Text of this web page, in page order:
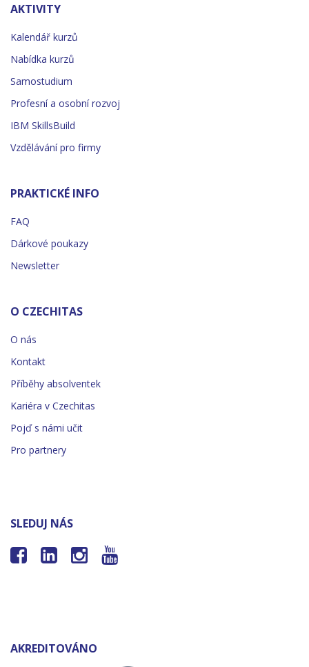
AKTIVITY
Kalendář kurzů
Nabídka kurzů
Samostudium
Profesní a osobní rozvoj
IBM SkillsBuild
Vzdělávání pro firmy
PRAKTICKÉ INFO
FAQ
Dárkové poukazy
Newsletter
O CZECHITAS
O nás
Kontakt
Příběhy absolventek
Kariéra v Czechitas
Pojď s námi učit
Pro partnery
SLEDUJ NÁS
   
AKREDITOVÁNO